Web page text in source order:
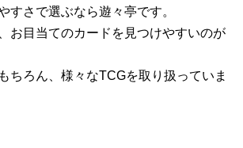
すさで選ぶなら遊々亭です。
お目当てのカードを見つけやすいのが
ちろん、様々なTCGを取り扱っていま